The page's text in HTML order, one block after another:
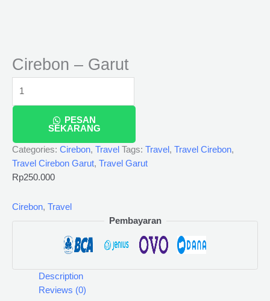
Cirebon – Garut
PESAN
SEKARANG
Categories: Cirebon, Travel Tags: Travel , Travel Cirebon,
Travel Cirebon Garut, Travel Garut
Rp250.000
Cirebon, Travel
Pembayaran
Description
Reviews (0)